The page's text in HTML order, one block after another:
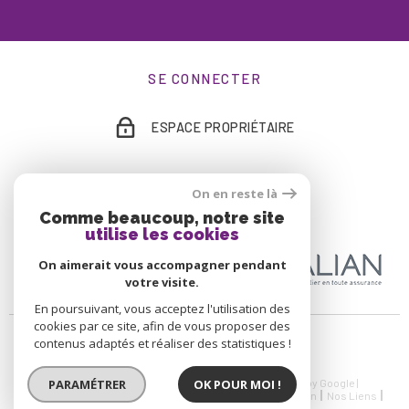
SE CONNECTER
ESPACE PROPRIÉTAIRE
© 2026 | Tous droits réservés | Traduction powered by Google |
Nos Honoraires
Plan Du Site Admin
Nos Liens
On en reste là
Comme beaucoup, notre site
utilise les cookies
On aimerait vous accompagner pendant
votre visite.
En poursuivant, vous acceptez l'utilisation des
cookies par ce site, afin de vous proposer des
contenus adaptés et réaliser des statistiques !
PARAMÉTRER OK POUR MOI !